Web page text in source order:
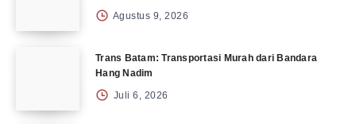
Agustus 9, 2026
Trans Batam: Transportasi Murah dari Bandara
Hang Nadim
Juli 6, 2026